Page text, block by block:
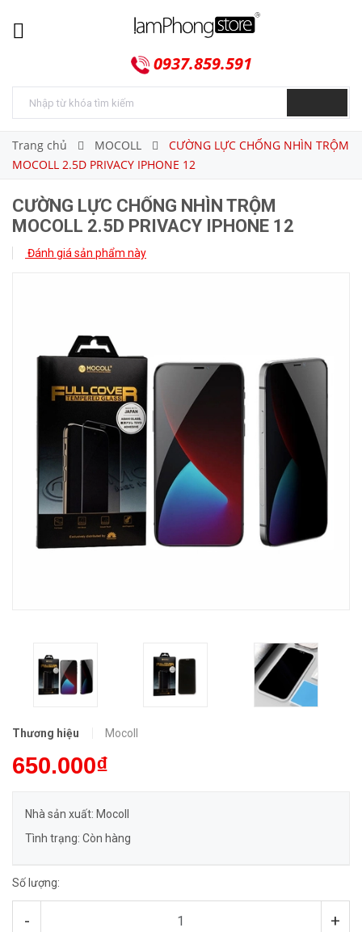
0937.859.591
Trang chủ MOCOLL
CƯỜNG LỰC CHỐNG NHÌN TRỘM
MOCOLL 2.5D PRIVACY IPHONE 12
CƯỜNG LỰC CHỐNG NHÌN TRỘM
MOCOLL 2.5D PRIVACY IPHONE 12
Đánh giá sản phẩm này
Thương hiệu Mocoll
650.000₫
Nhà sản xuất: Mocoll
Tình trạng: Còn hàng
Số lượng:
- +